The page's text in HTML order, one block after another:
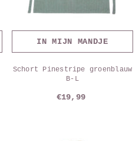
IN MIJN MANDJE
Schort Pinestripe groenblauw
B-L
€19,99